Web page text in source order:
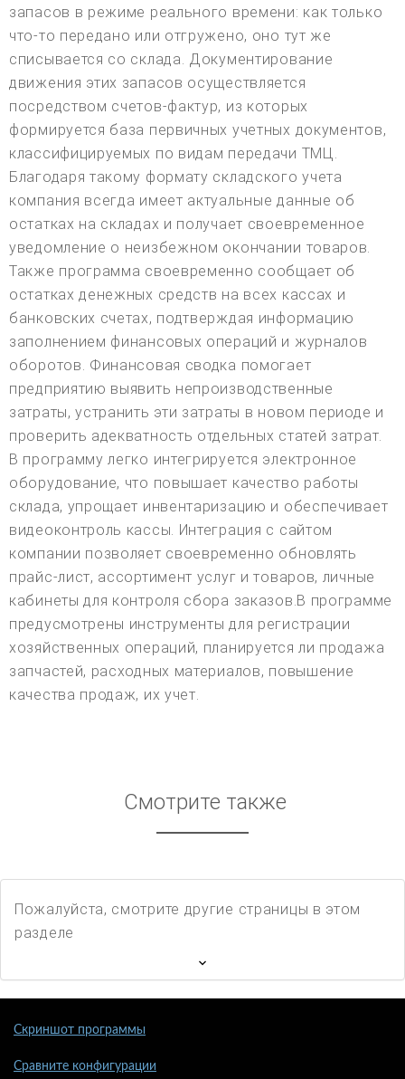
запасов в режиме реального времени: как только
что-то передано или отгружено, оно тут же
списывается со склада. Документирование
движения этих запасов осуществляется
посредством счетов-фактур, из которых
формируется база первичных учетных документов,
классифицируемых по видам передачи ТМЦ.
Благодаря такому формату складского учета
компания всегда имеет актуальные данные об
остатках на складах и получает своевременное
уведомление о неизбежном окончании товаров.
Также программа своевременно сообщает об
остатках денежных средств на всех кассах и
банковских счетах, подтверждая информацию
заполнением финансовых операций и журналов
оборотов. Финансовая сводка помогает
предприятию выявить непроизводственные
затраты, устранить эти затраты в новом периоде и
проверить адекватность отдельных статей затрат.
В программу легко интегрируется электронное
оборудование, что повышает качество работы
склада, упрощает инвентаризацию и обеспечивает
видеоконтроль кассы. Интеграция с сайтом
компании позволяет своевременно обновлять
прайс-лист, ассортимент услуг и товаров, личные
кабинеты для контроля сбора заказов.В программе
предусмотрены инструменты для регистрации
хозяйственных операций, планируется ли продажа
запчастей, расходных материалов, повышение
качества продаж, их учет.
Смотрите также
Пожалуйста, смотрите другие страницы в этом
разделе
Скриншот программы
Сравните конфигурации